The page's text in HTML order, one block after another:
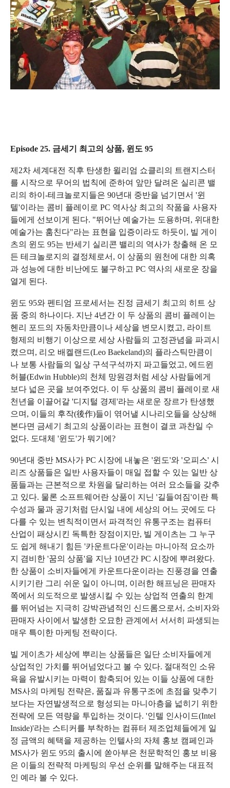
Episode 25. 금세기 최고의 상품, 윈도 95
제2차 세계대전 직후 탄생한 윌리엄 쇼클리의 트랜지스터
를 시작으로 무어의 법칙에 준하여 앞만 달려온 실리콘 밸
리의 하이-테크놀로지들은 90년대 중반을 넘기면서 '윈
텔'이라는 콤비 플레이로 PC 역사상 최고의 작품을 사용자
들에게 선보이게 된다. "뛰어난 예술가는 도용하며, 위대한
예술가는 훔친다"라는 표현을 입증이라도 하듯이, 빌 게이
츠의 윈도 95는 반세기 실리콘 밸리의 역사가 창출해 온 모
든 테크놀로지의 결정체로서, 이 상품의 원천에 대한 의혹
과 성능에 대한 비난에도 불구하고 PC 역사의 새로운 장을
열게 된다.
윈도 95와 펜티엄 프로세서는 진정 금세기 최고의 히트 상
품 중의 하나이다. 지난 4년간 이 두 상품의 콤비 플레이는
헨리 포드의 자동차만큼이나 세상을 변모시켰고, 라이트
형제의 비행기 이상으로 세상 사람들의 고정관념을 파괴시
켰으며, 리오 배켈랜드(Leo Baekeland)의 플라스틱만큼이
나 보통 사람들의 일상 구석구석까지 파고들었고, 에드윈
허블(Edwin Hubble)의 천체 망원경처럼 세상 사람들에게
보다 넓은 곳을 보여주었다. 이 두 상품의 콤비 플레이로 새
천년을 이끌어갈 '디지털 경제'라는 새로운 장르가 탄생했
으며, 이들의 후작(後作)들이 엮어낼 시나리오들을 상상해
본다면 금세기 최고의 상품이라는 표현이 결코 과찬일 수
없다. 도대체 '윈도'가 뭐기에?
90년대 중반 MS사가 PC 시장에 내놓은 '윈도'와 '오피스' 시
리즈 상품들은 일반 사용자들이 매일 접할 수 있는 일반 상
품들과는 근본적으로 차원을 달리하는 여러 요소들을 갖추
고 있다. 물론 소프트웨어란 상품이 지닌 '길들여짐'이란 특
수성과 물과 공기처럼 단시일 내에 세상의 어느 곳에도 다
다를 수 있는 변칙적이면서 파격적인 유통구조는 컴퓨터
산업이 패상시킨 독특한 장점이지만, 빌 게이츠는 그 누구
도 쉽게 해내기 힘든 '카운트다운'이라는 마니아적 요소까
지 겸비한 '꿈의 상품'을 지난 10년간 PC 시장에 뿌려왔다.
한 상품이 소비자들에게 카운트다운이라는 진풍경을 연출
시키기란 그리 쉬운 일이 아니며, 이러한 해프닝은 판매자
쪽에서 의도적으로 발생시킬 수 있는 상업적 연출의 한계
를 뛰어넘는 지극히 강박관념적인 신드롬으로서, 소비자와
판매자 사이에서 발생한 오묘한 관계에서 서서히 파생되는
매우 특이한 마케팅 전략이다.
빌 게이츠가 세상에 뿌리는 상품들은 일단 소비자들에게
상업적인 가치를 뛰어넘었다고 볼 수 있다. 절대적인 소유
욕을 유발시키는 마력이 함축되어 있는 이들 상품에 대한
MS사의 마케팅 전략은, 품질과 유통구조에 초점을 맞추기
보다는 자연발생적으로 형성되는 마니아층을 넓히기 위한
전략에 모든 역량을 투입하는 것이다. '인텔 인사이드(Intel
Inside)'라는 스티커를 부착하는 컴퓨터 제조업체들에게 일
정 금액의 혜택을 제공하는 인텔사의 자체 홍보 캠페인과
MS사가 윈도 95의 출시에 쏟아부은 천문학적인 홍보 비용
은 이들의 전략적 마케팅의 우선 순위를 말해주는 대표적
인 예라 볼 수 있다.